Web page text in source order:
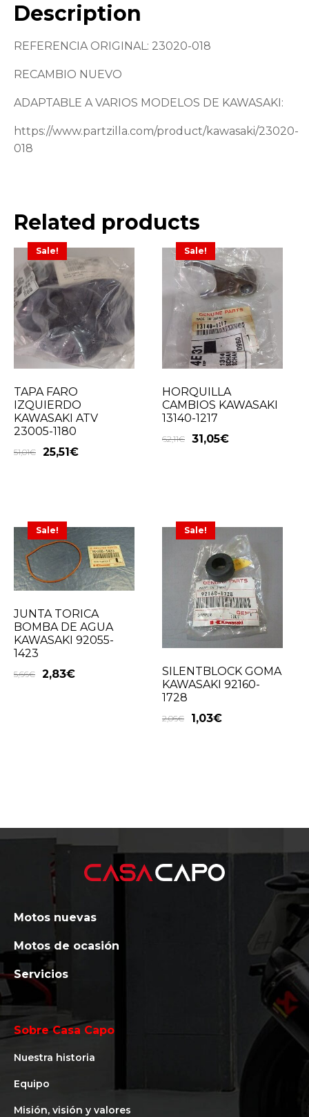
Description
REFERENCIA ORIGINAL: 23020-018
RECAMBIO NUEVO
ADAPTABLE A VARIOS MODELOS DE KAWASAKI:
https://www.partzilla.com/product/kawasaki/23020-
018
Related products
Sale!
TAPA FARO
IZQUIERDO
KAWASAKI ATV
23005-1180
51,01€ 25,51 €
Sale!
HORQUILLA
CAMBIOS KAWASAKI
13140-1217
62,11€ 31,05€
Sale!
JUNTA TORICA
BOMBA DE AGUA
KAWASAKI 92055-
1423
5,66€ 2,83€
Sale!
SILENTBLOCK GOMA
KAWASAKI 92160-
1728
2,06€ 1,03€
Motos nuevas
Motos de ocasión
Servicios
Sobre Casa Capo
Nuestra historia
Equipo
Misión, visión y valores